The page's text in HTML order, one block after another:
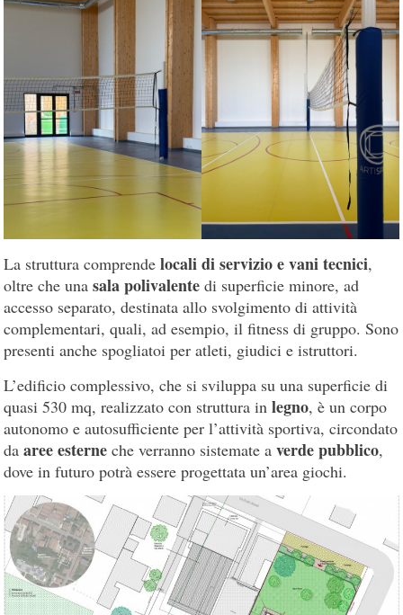
La struttura comprendelocali di servizio e vani tecnici,
oltre che unasala polivalente di superficie minore, ad
accesso separato, destinata allo svolgimento di attività
complementari, quali, ad esempio, il fitness di gruppo. Sono
presenti anche spogliatoi per atleti, giudici e istruttori.
L’edificio complessivo, che si sviluppa su una superficie di
quasi 530 mq, realizzato con struttura inlegno, è un corpo
autonomo e autosufficiente per l’attività sportiva, circondato
daaree esterne che verranno sistemate averde pubblico,
dove in futuro potrà essere progettata un’area giochi.